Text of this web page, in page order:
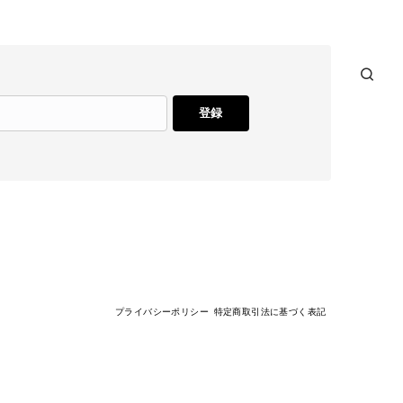
登録
プライバシーポリシー 特定商取引法に基づく表記